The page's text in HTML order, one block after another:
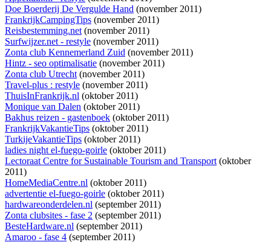
Doe Boerderij De Vergulde Hand (november 2011)
FrankrijkCampingTips (november 2011)
Reisbestemming.net(november 2011)
Surfwijzer.net - restyle (november 2011)
Zonta club Kennemerland Zuid (november 2011)
Hintz - seo optimalisatie (november 2011)
Zonta club Utrecht(november 2011)
Travel-plus : restyle (november 2011)
ThuisInFrankrijk.nl (oktober 2011)
Monique van Dalen (oktober 2011)
Bakhus reizen - gastenboek (oktober 2011)
FrankrijkVakantieTips (oktober 2011)
TurkijeVakantieTips (oktober 2011)
ladies night el-fuego-goirle (oktober 2011)
Lectoraat Centre for Sustainable Tourism and Transport(oktober
2011)
HomeMediaCentre.nl (oktober 2011)
advertentie el-fuego-goirle (oktober 2011)
hardwareonderdelen.nl (september 2011)
Zonta clubsites - fase 2 (september 2011)
BesteHardware.nl (september 2011)
Amaroo - fase 4 (september 2011)